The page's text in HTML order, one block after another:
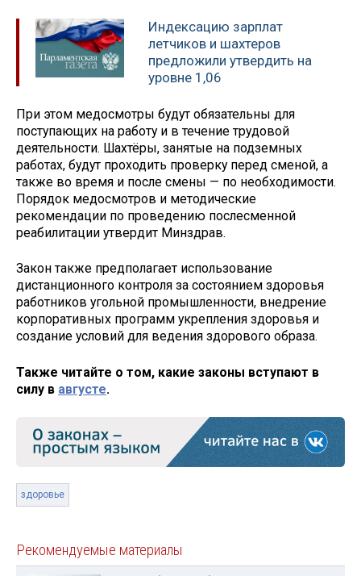
Индексацию зарплат
летчиков и шахтеров
предложили утвердить на
уровне 1,06
При этом медосмотры будут обязательны для
поступающих на работу и в течение трудовой
деятельности. Шахтёры, занятые на подземных
работах, будут проходить проверку перед сменой, а
также во время и после смены — по необходимости.
Порядок медосмотров и методические
рекомендации по проведению послесменной
реабилитации утвердит Минздрав.
Закон также предполагает использование
дистанционного контроля за состоянием здоровья
работников угольной промышленности, внедрение
корпоративных программ укрепления здоровья и
создание условий для ведения здорового образа.
Также читайте о том, какие законы вступают в
силу в августе.
здоровье
Рекомендуемые материалы